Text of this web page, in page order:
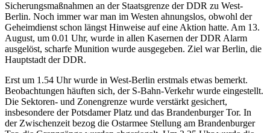
Sicherungsmaßnahmen an der Staatsgrenze der DDR zu West-
Berlin. Noch immer war man im Westen ahnungslos, obwohl der
Geheimdienst schon längst Hinweise auf eine Aktion hatte. Am 13.
August, um 0.01 Uhr, wurde in allen Kasernen der DDR Alarm
ausgelöst, scharfe Munition wurde ausgegeben. Ziel war Berlin, die
Hauptstadt der DDR.
Erst um 1.54 Uhr wurde in West-Berlin erstmals etwas bemerkt.
Beobachtungen häuften sich, der S-Bahn-Verkehr wurde eingestellt.
Die Sektoren- und Zonengrenze wurde verstärkt gesichert,
insbesondere der Potsdamer Platz und das Brandenburger Tor. In
der Zwischenzeit bezog die Ostarmee Stellung am Brandenburger